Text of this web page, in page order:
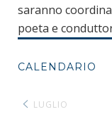
saranno
poeta e
CALENDARIO
LUGLIO